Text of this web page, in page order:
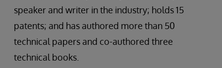
speaker and writer in the industry; holds 15
patents; and has authored more than 50
technical papers and co-authored three
technical books.